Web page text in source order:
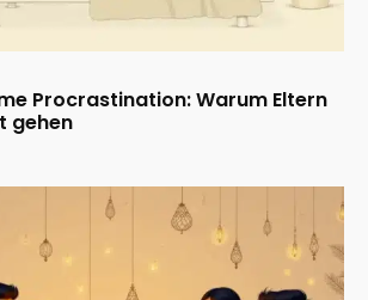
Procrastination: Warum Eltern
gehen